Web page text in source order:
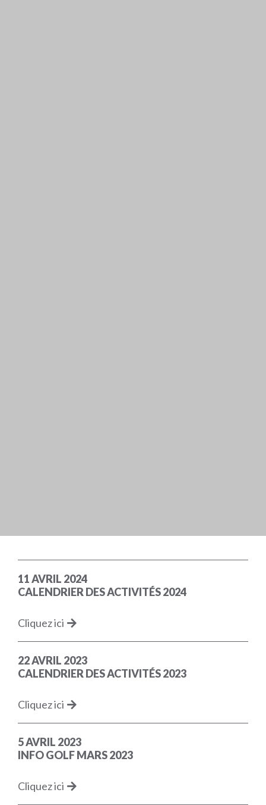
11 AVRIL 2024
CALENDRIER DES ACTIVITÉS 2024
Cliquez ici
22 AVRIL 2023
CALENDRIER DES ACTIVITÉS 2023
Cliquez ici
5 AVRIL 2023
INFO GOLF MARS 2023
Cliquez ici